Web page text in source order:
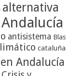
alternativa
Andalucía
antisistema Blas
cataluña
Andalucía